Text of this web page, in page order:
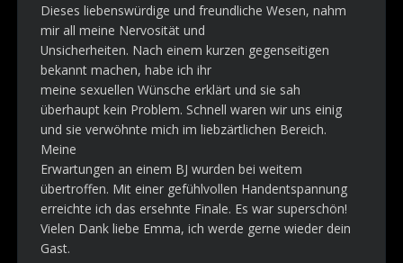
Dieses liebenswürdige und freundliche Wesen, nahm
mir all meine Nervosität und
Unsicherheiten. Nach einem kurzen gegenseitigen
bekannt machen, habe ich ihr
meine sexuellen Wünsche erklärt und sie sah
überhaupt kein Problem. Schnell waren wir uns einig
und sie verwöhnte mich im liebzärtlichen Bereich.
Meine
Erwartungen an einem BJ wurden bei weitem
übertroffen. Mit einer gefühlvollen Handentspannung
erreichte ich das ersehnte Finale. Es war superschön!
Vielen Dank liebe Emma, ich werde gerne wieder dein
Gast.